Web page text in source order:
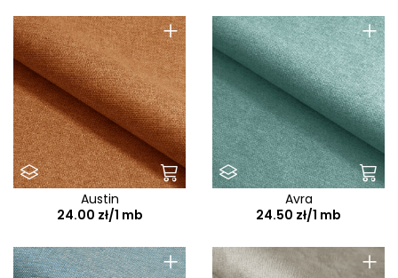
+
Austin
24.00 zł/1 mb
+
Avra
24.50 zł/1 mb
+ +